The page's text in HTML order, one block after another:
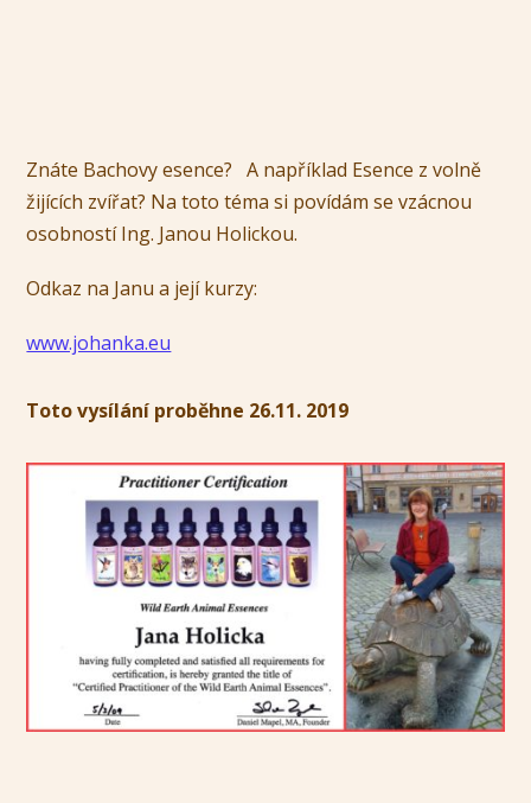
Znáte Bachovy esence? A například Esence z volně
žijících zvířat? Na toto téma si povídám se vzácnou
osobností Ing. Janou Holickou.
Odkaz na Janu a její kurzy:
www.johanka.eu
Toto vysílání proběhne 26.11. 2019